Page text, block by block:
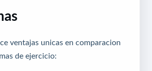
ventajas unicas en comparacion
de ejercicio: